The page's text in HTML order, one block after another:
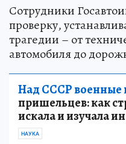
Сотрудники
проверку,
трагедии – от
автомобиля до
Над СССР военные
пришельцев: как
искала и изучала
НАУКА